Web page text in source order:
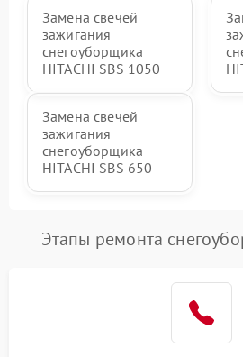
Замена свечей
зажигания
снегоуборщика
HITACHI SBS 1050
Замена свечей
зажигания
снегоуборщика
HITACHI SBS 650
Этапы ремонта